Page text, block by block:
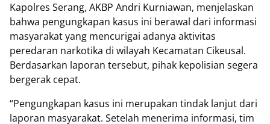
Kapolres Serang, AKBP Andri Kurniawan, menjelaskan
bahwa pengungkapan kasus ini berawal dari informasi
masyarakat yang mencurigai adanya aktivitas
peredaran narkotika di wilayah Kecamatan Cikeusal.
Berdasarkan laporan tersebut, pihak kepolisian segera
bergerak cepat.
“Pengungkapan kasus ini merupakan tindak lanjut dari
laporan masyarakat. Setelah menerima informasi, tim